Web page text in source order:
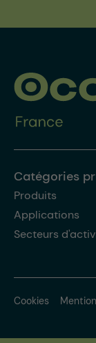
Catégories
Produits
Applications
Secteurs
Cookies